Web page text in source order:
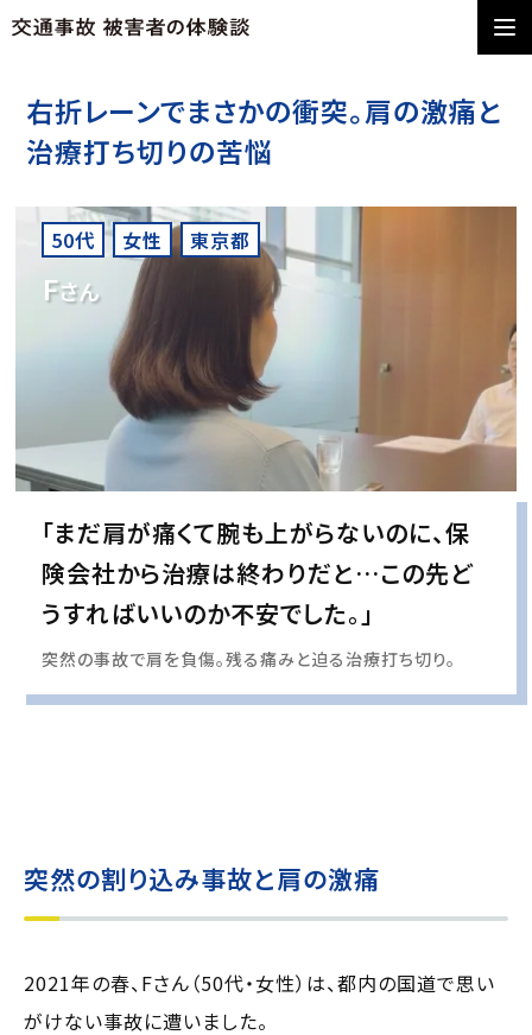
右折レーンでまさかの衝突。肩の激痛と
治療打ち切りの苦悩
50代 女性 東京都
Fさん
「まだ肩が痛くて腕も上がらないのに、保
険会社から治療は終わりだと…この先ど
うすればいいのか不安でした。」
突然の事故で肩を負傷。残る痛みと迫る治療打ち切り。
突然の割り込み事故と肩の激痛
2021年の春、Fさん（50代・女性）は、都内の国道で思い
がけない事故に遭いました。